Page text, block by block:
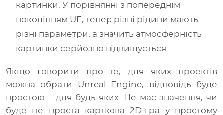
картинки. У порівнянні з попереднім
поколінням UE, тепер різні рідини мають
різні параметри, а значить атмосферність
картинки серйозно підвищується.
Якщо говорити про те, для яких проектів
можна обрати Unreal Engine, відповідь буде
простою – для будь-яких. Не має значення, чи
буде це проста карткова 2D-гра у простому